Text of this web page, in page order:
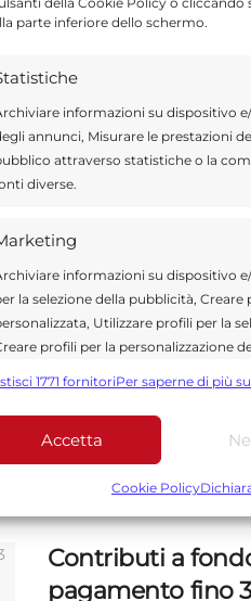
parte inferiore dello schermo.
informazioni su dispositivo
annunci, Misurare le prestazioni
attraverso statistiche o la
diverse.
informazioni su dispositivo
la selezione della pubblicità,
Utilizzare profili per la
profili per la personalizzazione
Utilizzare dati limitati per la selezione
Funzionalità
Abbinare e combinare dati provenienti
Utilizzare dati di
1771 fornitoriPer saperne di più
Accetta
Cookie Policy
COVID-19. Proroga
gennaio 2021. Il
gennaio 2021
Ragusa, in
pensioni di
Poste Italiane
dicembre 2020,
pensioni di gennaio
in ...
Contributi a
pagamento fino